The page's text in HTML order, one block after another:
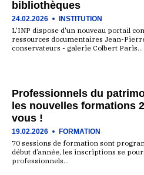
bibliothèques
24.02.2026 INSTITUTION
L'INP dispose d'un nouveau portail
ressources documentaires Jean-
conservateurs - galerie Colbert Paris…
Professionnels du
les nouvelles formations
vous !
19.02.2026 FORMATION
70 sessions de formation sont
début d’année, les inscriptions se
professionnels…